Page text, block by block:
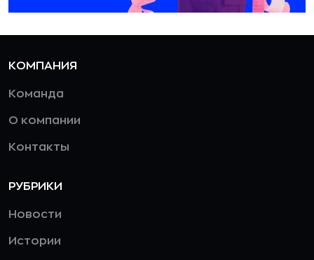
КОМПАНИЯ
Команда
О компании
Контакты
РУБРИКИ
Новости
Истории